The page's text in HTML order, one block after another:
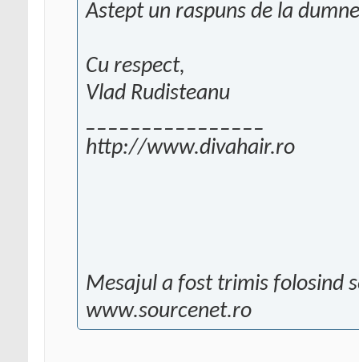
Astept un raspuns de la
Cu respect,
Vlad Rudisteanu
http://www.divahair.ro
Mesajul a fost trimis folosind
www.sourcenet.ro